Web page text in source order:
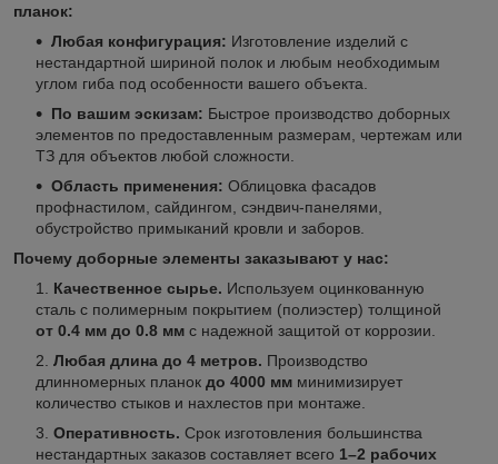
планок:
Любая конфигурация: Изготовление изделий с
нестандартной шириной полок и любым необходимым
углом гиба под особенности вашего объекта.
По вашим эскизам: Быстрое производство доборных
элементов по предоставленным размерам, чертежам или
ТЗ для объектов любой сложности.
Область применения: Облицовка фасадов
профнастилом, сайдингом, сэндвич-панелями,
обустройство примыканий кровли и заборов.
Почему доборные элементы заказывают у нас:
Качественное сырье. Используем оцинкованную
сталь с полимерным покрытием (полиэстер) толщиной
от 0.4 мм до 0.8 мм с надежной защитой от коррозии.
Любая длина до 4 метров. Производство
длинномерных планок до 4000 мм минимизирует
количество стыков и нахлестов при монтаже.
Оперативность. Срок изготовления большинства
нестандартных заказов составляет всего 1–2 рабочих